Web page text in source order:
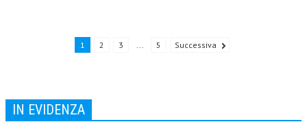
BOLLETTINO FINANZIAMENTI
DOCUMENTI
1 2 3 ... 5 Successiva
IN EVIDENZA